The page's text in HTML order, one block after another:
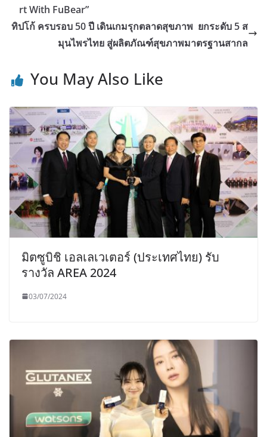
rt With FuBear”
ทิปโก้ ครบรอบ 50 ปี เดินเกมรุกตลาดสุขภาพ ยกระดับ 5 ส
มุนไพรไทย สู่ผลิตภัณฑ์สุขภาพมาตรฐานสากล
You May Also Like
มิตซูบิชิ เอลเลเวเตอร์ (ประเทศไทย) รับ
รางวัล AREA 2024
03/07/2024